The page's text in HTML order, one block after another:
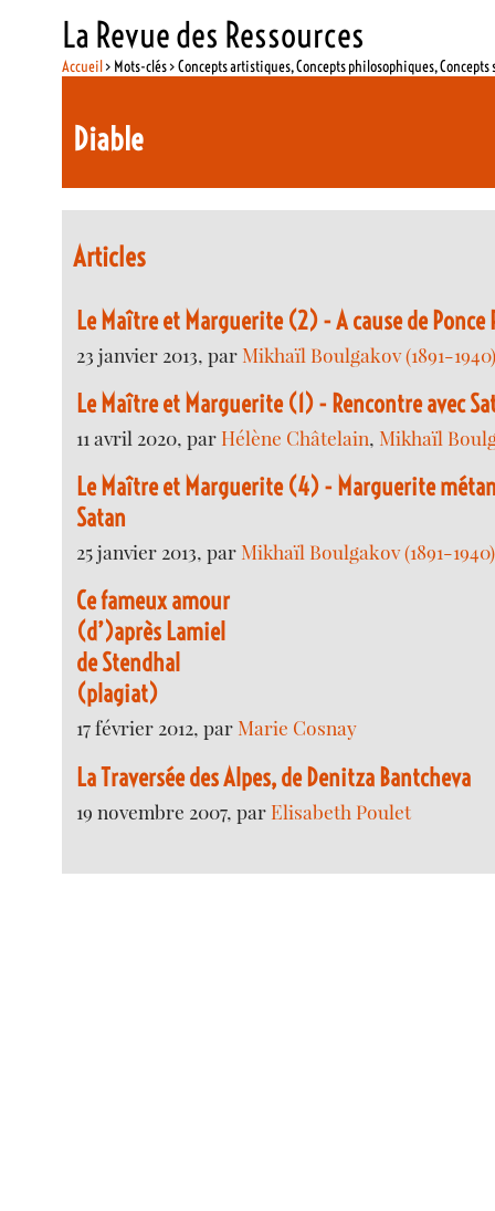
La Revue des Ressources
Accueil> Mots-clés > Concepts artistiques, Concepts philosophiques,
Diable
Articles
Le Maître et Marguerite (2) - A cause de
23 janvier 2013, parMikhaïl Boulgakov (1891-
Le Maître et Marguerite (1) - Rencontre avec
11 avril 2020, parHélène Châtelain,Mikhaïl
Le Maître et Marguerite (4) - Marguerite
Satan
25 janvier 2013, parMikhaïl Boulgakov (1891-1940)
Ce fameux amour
(d’)après Lamiel
de Stendhal
(plagiat)
17 février 2012, parMarie Cosnay
La Traversée des Alpes, de Denitza Bantcheva
19 novembre 2007, parElisabeth Poulet